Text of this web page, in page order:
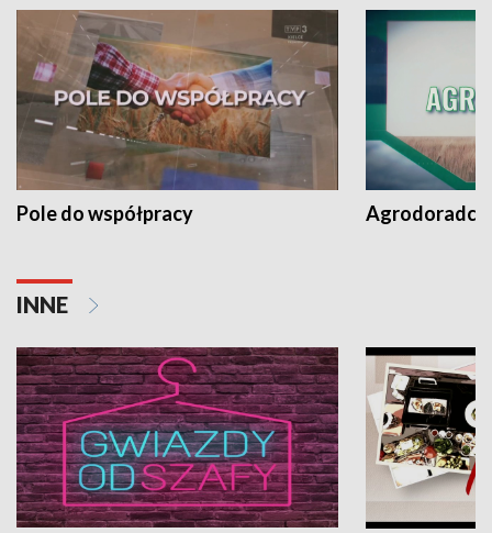
Pole do współpracy Agrodoradcy
INNE